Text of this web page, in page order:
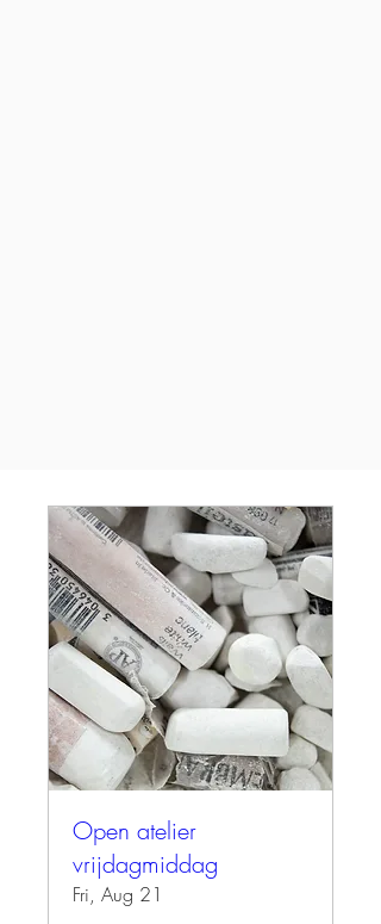
Open atelier
vrijdagmiddag
Fri, Aug 21